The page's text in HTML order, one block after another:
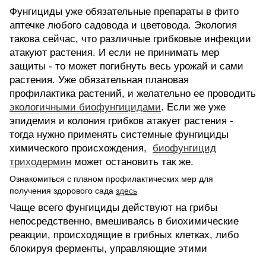
Фунгициды уже обязательные препараты в фито
аптечке любого садовода и цветовода. Экология
такова сейчас, что различные грибковые инфекции
атакуют растения. И если не принимать мер
защиты - то может погибнуть весь урожай и сами
растения. Уже обязательная плановая
профилактика растений, и желательно ее проводить
экологичными биофунгицидами. Если же уже
эпидемия и колония грибков атакует растения -
тогда нужно применять системные фунгициды
химического происхождения, биофунгицид
триходермин может остановить так же.
Ознакомиться с планом профилактических мер для
получения здорового сада здесь
Чаще всего фунгициды действуют на грибы
непосредственно, вмешиваясь в биохимические
реакции, происходящие в грибных клетках, либо
блокируя ферменты, управляющие этими